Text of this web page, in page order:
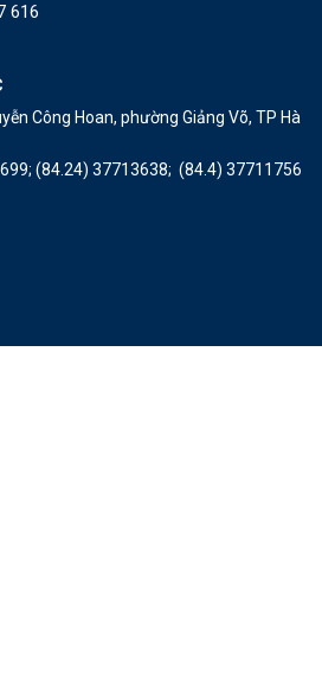
616
Công Hoan, phường Giảng Võ, TP Hà
(84.24) 37713638; (84.4) 37711756